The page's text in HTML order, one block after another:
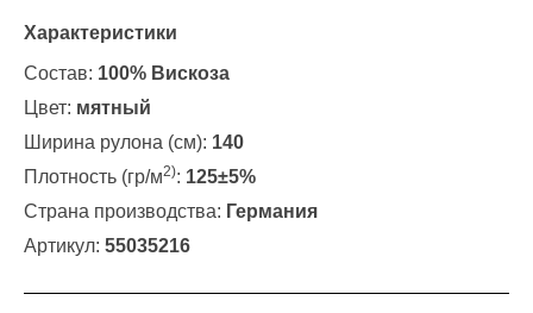
Характеристики
Состав: 100% Вискоза
Цвет: мятный
Ширина рулона (см): 140
Плотность (гр/м2): 125±5%
Страна производства: Германия
Артикул: 55035216